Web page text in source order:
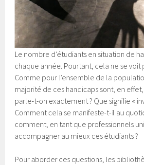
Le nombre d’étudiants en situation de
chaque année. Pourtant, cela ne se voit
Comme pour l’ensemble de la
majorité de ces handicaps sont, en
parle-t-on exactement ? Que signifie «
Comment cela se manifeste-t-il au
comment, en tant que professionnels
accompagner au mieux ces étudiants ?
Pour aborder ces questions, les